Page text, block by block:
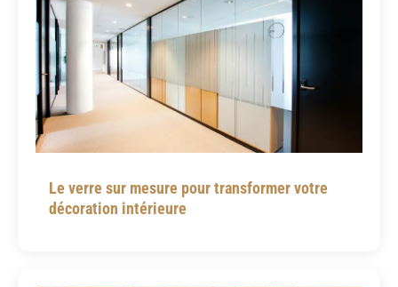
Le verre sur mesure pour transformer votre
décoration intérieure